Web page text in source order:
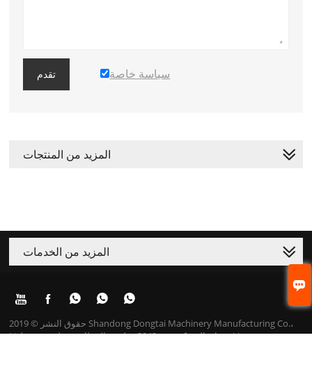

تقدم سياسة خاصة
المزيد من المنتجات
المزيد من الخدمات
    
حقوق النشر © 2019 Shandong Dongtai Machinery Manufacturing Co.،
Ltd. عنوان الشركة: رقم 3843 ، طريق المطار ، منطقة تنمية Lingang ، مدينة